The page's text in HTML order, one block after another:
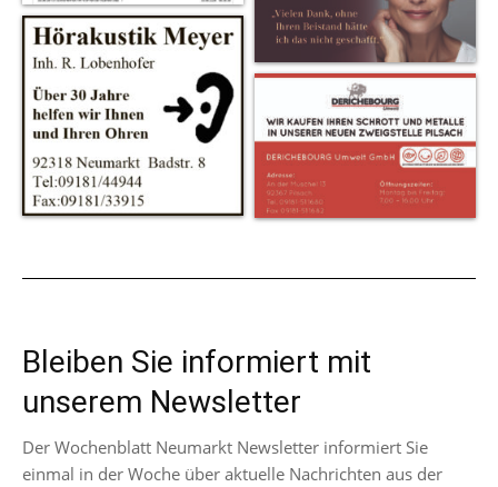
Bleiben Sie informiert mit
unserem Newsletter
Der Wochenblatt Neumarkt Newsletter informiert Sie
einmal in der Woche über aktuelle Nachrichten aus der